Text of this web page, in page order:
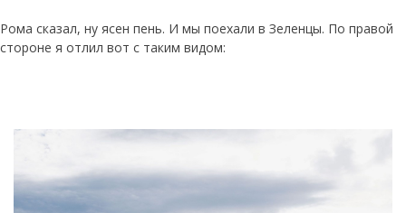
Рома сказал, ну ясен пень. И мы поехали в Зеленцы. По правой
стороне я отлил вот с таким видом: